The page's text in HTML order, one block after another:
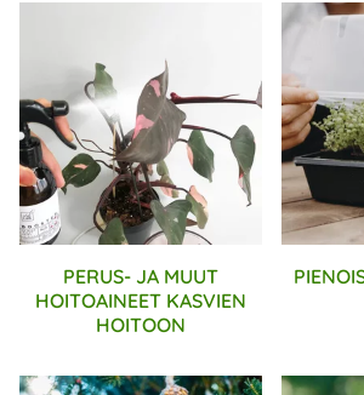
PERUS- JA MUUT
HOITOAINEET KASVIEN
HOITOON